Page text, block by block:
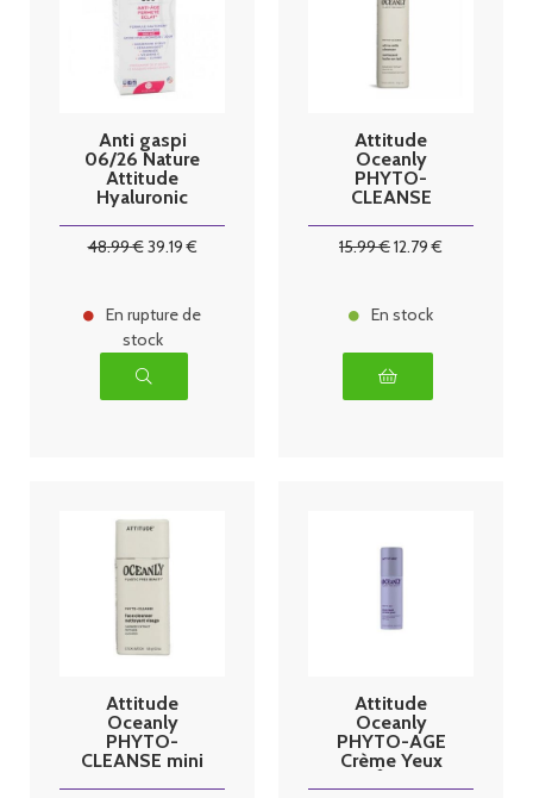
Anti gaspi
06/26 Nature
Attitude
Hyaluronic
48.99€39.19€
En rupture de
stock
Attitude
Oceanly
PHYTO-
CLEANSE
Huile en Lait
15.99€12.79 €
En stock
Attitude
Oceanly
PHYTO-
CLEANSE mini
Attitude
Oceanly
PHYTO-AGE
Crème Yeux